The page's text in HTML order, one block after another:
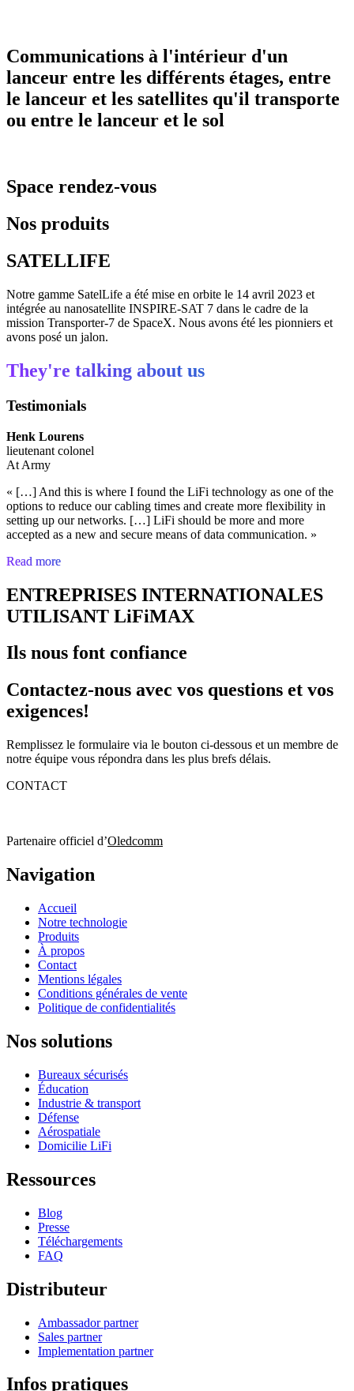
Communications à l'intérieur d'un
lanceur entre les différents étages, entre
le lanceur et les satellites qu'il transporte
ou entre le lanceur et le sol
Space rendez-vous
Nos produits
SATELLIFE
Notre gamme SatelLife a été mise en orbite le 14 avril 2023 et
intégrée au nanosatellite INSPIRE-SAT 7 dans le cadre de la
mission Transporter-7 de SpaceX. Nous avons été les pionniers et
avons posé un jalon.
They're talking about us
Testimonials
Henk Lourens
lieutenant colonel
At Army
« […] And this is where I found the LiFi technology as one of the
options to reduce our cabling times and create more flexibility in
setting up our networks. […] LiFi should be more and more
accepted as a new and secure means of data communication. »
Read more
ENTREPRISES INTERNATIONALES
UTILISANT LiFiMAX
Ils nous font confiance
Contactez-nous avec vos questions et vos
exigences!
Remplissez le formulaire via le bouton ci-dessous et un membre de
notre équipe vous répondra dans les plus brefs délais.
CONTACT
Partenaire officiel d’Oledcomm
Navigation
Accueil
Notre technologie
Produits
À propos
Contact
Mentions légales
Conditions générales de vente
Politique de confidentialités
Nos solutions
Bureaux sécurisés
Éducation
Industrie & transport
Défense
Aérospatiale
Domicilie LiFi
Ressources
Blog
Presse
Téléchargements
FAQ
Distributeur
Ambassador partner
Sales partner
Implementation partner
Infos pratiques